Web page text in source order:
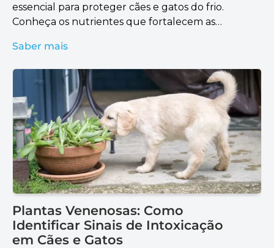
essencial para proteger cães e gatos do frio.
Conheça os nutrientes que fortalecem as
Saber mais
Plantas Venenosas: Como
Identificar Sinais de Intoxicação
em Cães e Gatos